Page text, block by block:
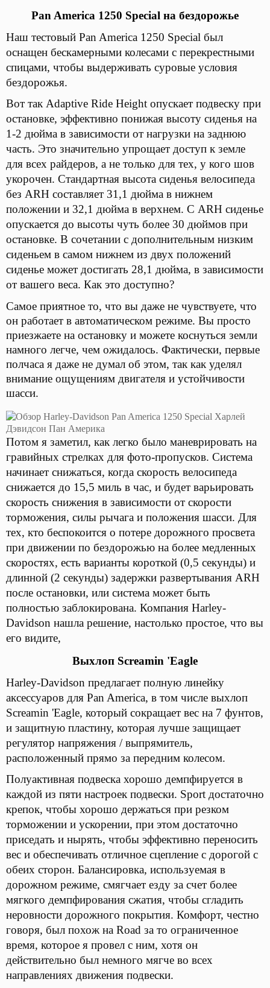
Pan America 1250 Special на бездорожье
Наш тестовый Pan America 1250 Special был
оснащен бескамерными колесами с перекрестными
спицами, чтобы выдерживать суровые условия
бездорожья.
Вот так Adaptive Ride Height опускает подвеску при
остановке, эффективно понижая высоту сиденья на
1-2 дюйма в зависимости от нагрузки на заднюю
часть. Это значительно упрощает доступ к земле
для всех райдеров, а не только для тех, у кого шов
укорочен. Стандартная высота сиденья велосипеда
без ARH составляет 31,1 дюйма в нижнем
положении и 32,1 дюйма в верхнем. С ARH сиденье
опускается до высоты чуть более 30 дюймов при
остановке. В сочетании с дополнительным низким
сиденьем в самом нижнем из двух положений
сиденье может достигать 28,1 дюйма, в зависимости
от вашего веса. Как это доступно?
Самое приятное то, что вы даже не чувствуете, что
он работает в автоматическом режиме. Вы просто
приезжаете на остановку и можете коснуться земли
намного легче, чем ожидалось. Фактически, первые
полчаса я даже не думал об этом, так как уделял
внимание ощущениям двигателя и устойчивости
шасси.
Потом я заметил, как легко было маневрировать на
гравийных стрелках для фото-пропусков. Система
начинает снижаться, когда скорость велосипеда
снижается до 15,5 миль в час, и будет варьировать
скорость снижения в зависимости от скорости
торможения, силы рычага и положения шасси. Для
тех, кто беспокоится о потере дорожного просвета
при движении по бездорожью на более медленных
скоростях, есть варианты короткой (0,5 секунды) и
длинной (2 секунды) задержки развертывания ARH
после остановки, или система может быть
полностью заблокирована. Компания Harley-
Davidson нашла решение, настолько простое, что вы
его видите,
Выхлоп Screamin 'Eagle
Harley-Davidson предлагает полную линейку
аксессуаров для Pan America, в том числе выхлоп
Screamin 'Eagle, который сокращает вес на 7 фунтов,
и защитную пластину, которая лучше защищает
регулятор напряжения / выпрямитель,
расположенный прямо за передним колесом.
Полуактивная подвеска хорошо демпфируется в
каждой из пяти настроек подвески. Sport достаточно
крепок, чтобы хорошо держаться при резком
торможении и ускорении, при этом достаточно
приседать и нырять, чтобы эффективно переносить
вес и обеспечивать отличное сцепление с дорогой с
обеих сторон. Балансировка, используемая в
дорожном режиме, смягчает езду за счет более
мягкого демпфирования сжатия, чтобы сгладить
неровности дорожного покрытия. Комфорт, честно
говоря, был похож на Road за то ограниченное
время, которое я провел с ним, хотя он
действительно был немного мягче во всех
направлениях движения подвески.